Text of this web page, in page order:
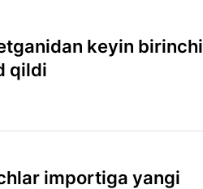
keyin birinchi
qildi
importiga yangi